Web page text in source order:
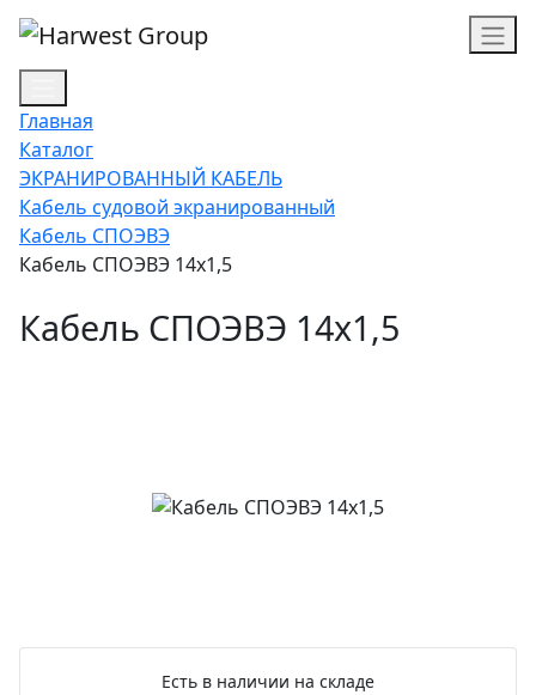
Главная
Каталог
ЭКРАНИРОВАННЫЙ КАБЕЛЬ
Кабель судовой экранированный
Кабель СПОЭВЭ
Кабель СПОЭВЭ 14х1,5
Кабель СПОЭВЭ 14х1,5
Есть в наличии на складе